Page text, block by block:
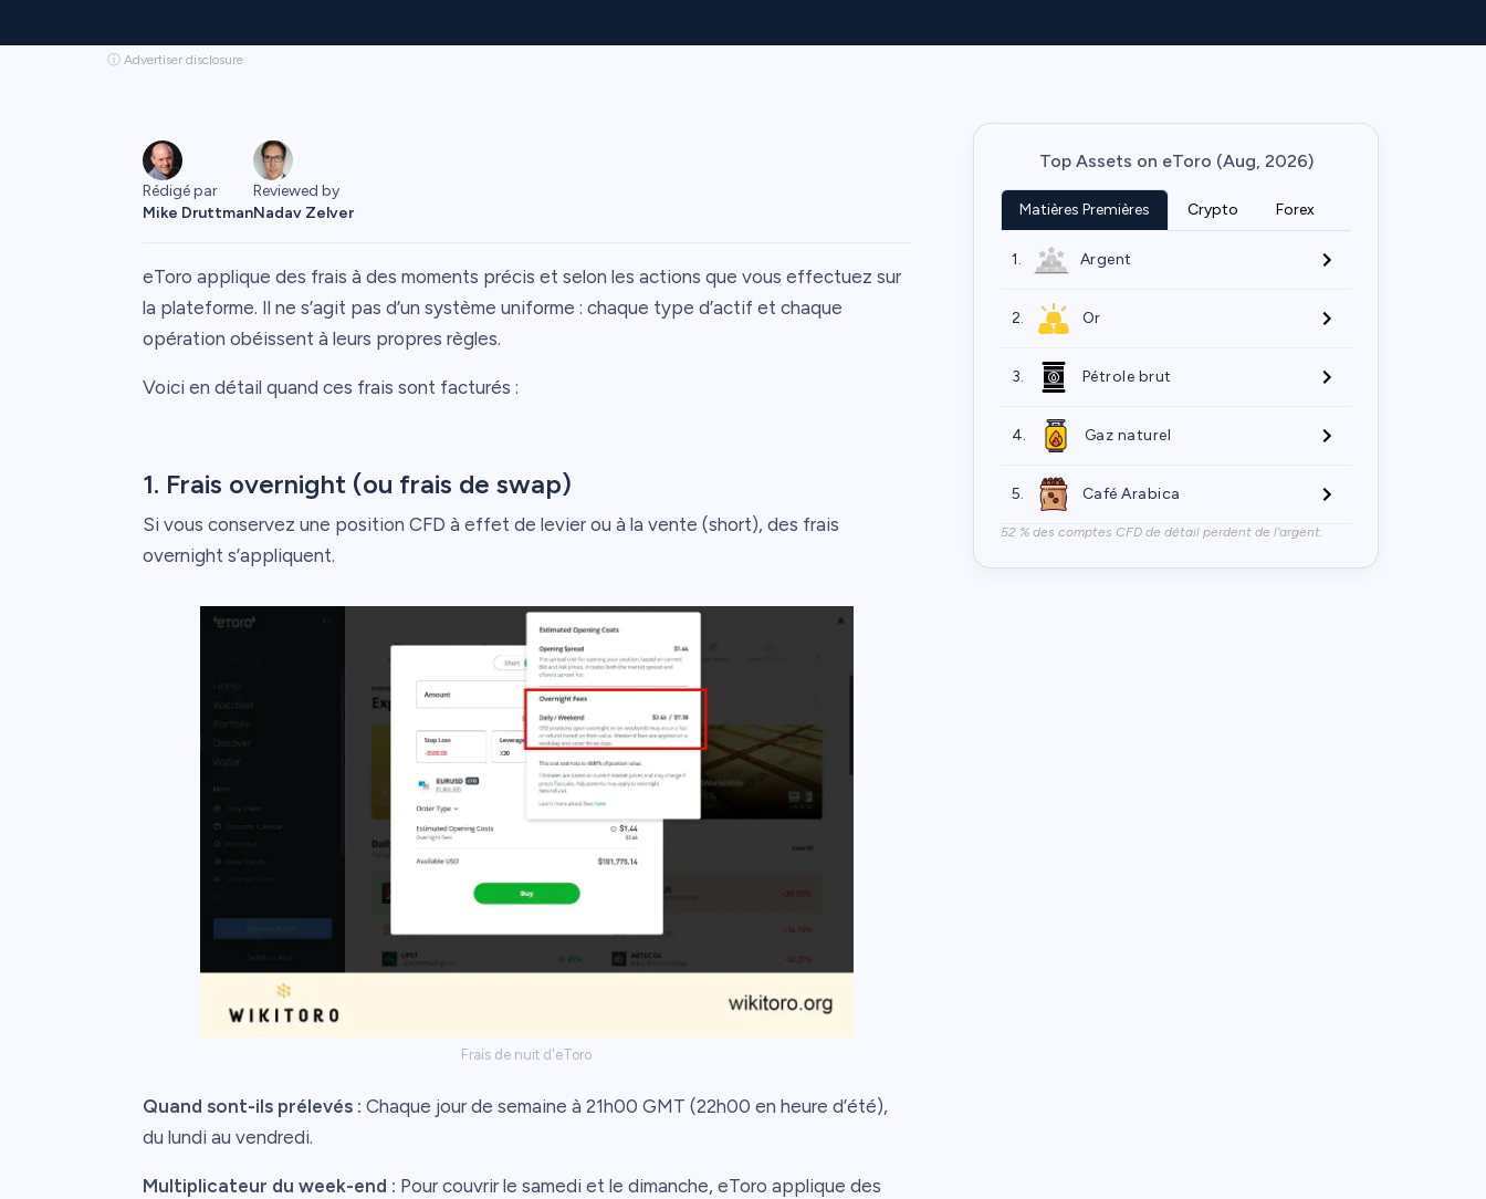
ⓘ Advertiser disclosure
Rédigé par
Mike Druttman
Reviewed by
Nadav Zelver
eToro applique des frais à des moments précis et selon les actions que vous effectuez sur
la plateforme. Il ne s’agit pas d’un système uniforme : chaque type d’actif et chaque
opération obéissent à leurs propres règles.
Voici en détail quand ces frais sont facturés :
1. Frais overnight (ou frais de swap)
Si vous conservez une position CFD à effet de levier ou à la vente (short), des frais
overnight s’appliquent.
Frais de nuit d'eToro
Quand sont-ils prélevés : Chaque jour de semaine à 21h00 GMT (22h00 en heure d’été),
du lundi au vendredi.
Multiplicateur du week-end : Pour couvrir le samedi et le dimanche, eToro applique des
Top Assets on eToro (Aug, 2026)
Matières Premières Crypto Forex
1. Argent
2. Or
3. Pétrole brut
4. Gaz naturel
5. Café Arabica
52 % des comptes CFD de détail perdent de l'argent.